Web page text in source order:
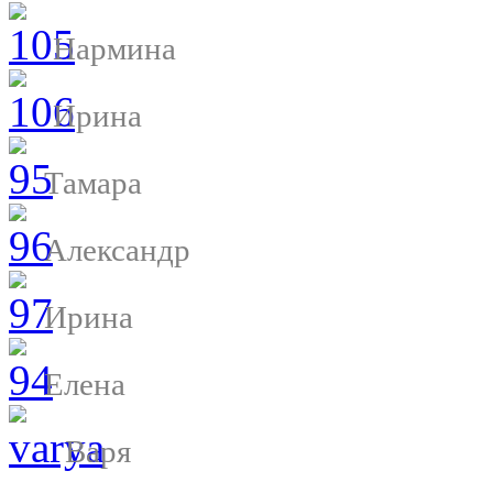
Нармина
Ирина
Тамара
Александр
Ирина
Елена
Варя